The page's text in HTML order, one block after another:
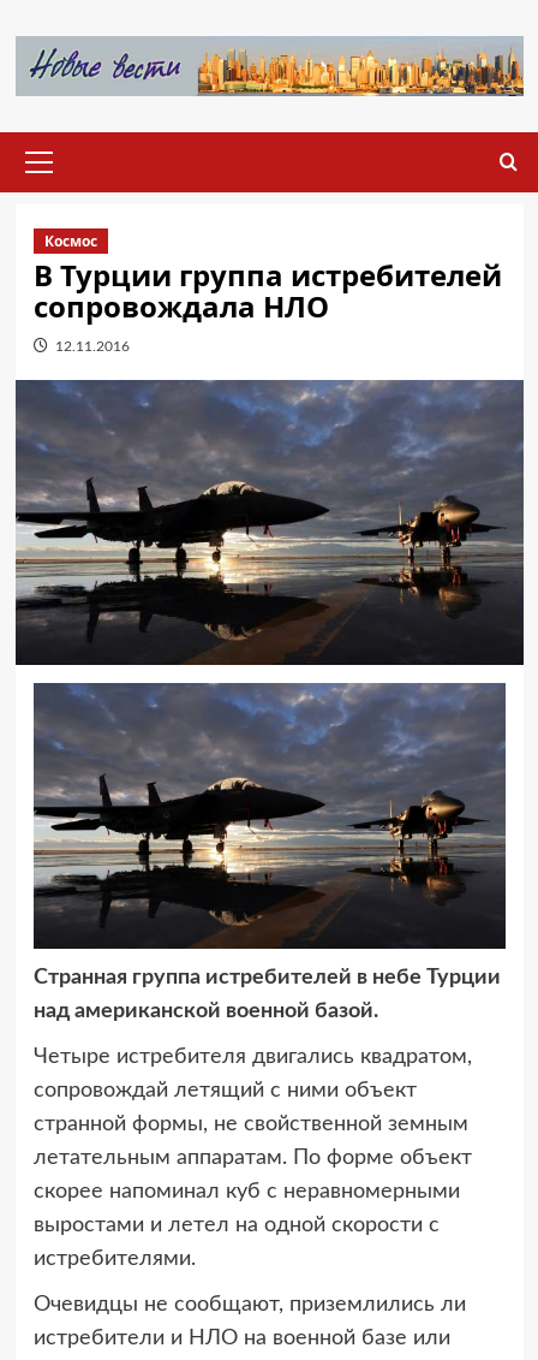
содержимому
меню
Космос
В Турции группа истребителей
сопровождала НЛО
12.11.2016
Странная группа истребителей в небе Турции
над американской военной базой.
Четыре истребителя двигались квадратом,
сопровождай летящий с ними объект
странной формы, не свойственной земным
летательным аппаратам. По форме объект
скорее напоминал куб с неравномерными
выростами и летел на одной скорости с
истребителями.
Очевидцы не сообщают, приземлились ли
истребители и НЛО на военной базе или